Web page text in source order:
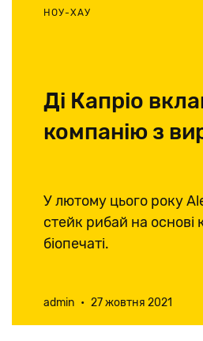
НОУ-ХАУ
Ді Капріо
компанію з
У лютому цього року
стейк рибай на основі
біопечаті.
admin • 27 жовтня 2021